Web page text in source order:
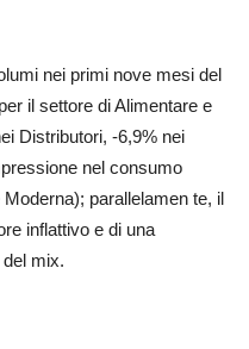
nei primi nove mesi del
il settore di Alimentare e
Distributori, -6,9% nei
nel consumo
parallelamen te, il
inflattivo e di una
mix.